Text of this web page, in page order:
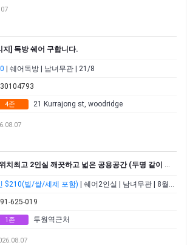
지] 독방 쉐어 구합니다.
| 쉐어독방 | 남녀무관 | 21/8
4존 21 Kurrajong st, woodridge
2인실 깨끗하고 넓은 공용공간 (두명 같이 들어오시는 남남/여여)
$210(빌/쌀/세제 포함) | 쉐어2인실 | 남녀무관 | 8월15일
625-019
1존 투웡역근처